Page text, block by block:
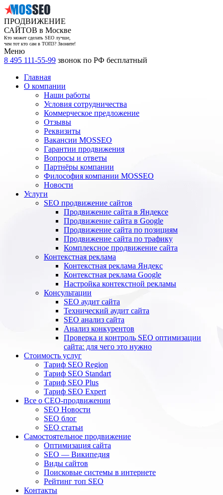
ПРОДВИЖЕНИЕ
САЙТОВ в Москве
Кто может сделать SEO лучше,
чем тот кто сам в ТОП3? Звоните!
Меню
8 495 111-55-99 звонок по РФ бесплатный
Главная
О компании
Наши работы
Условия сотрудничества
Коммерческое предложение
Отзывы
Реквизиты
Вакансии MOSSEO
Гарантии продвижения
Вопросы и ответы
Партнёры компании
Философия компании MOSSEO
Новости
Услуги
SEO продвижение сайтов
Продвижение сайта в Яндексе
Продвижение сайта в Google
Продвижение сайта по позициям
Продвижение сайта по трафику
Комплексное продвижение сайта
Контекстная реклама
Контекстная реклама Яндекс
Контекстная реклама Google
Настройка контекстной рекламы
Консультации
SEO аудит сайта
Технический аудит сайта
SEO анализ сайта
Анализ конкурентов
Проверка и контроль SEO оптимизации
сайта: для чего это нужно
Стоимость услуг
Тариф SEO Region
Тариф SEO Standart
Тариф SEO Plus
Тариф SEO Expert
Все о СЕО-продвижении
SEO Новости
SEO блог
SEO статьи
Самостоятельное продвижение
Оптимизация сайта
SEO — Википедия
Виды сайтов
Поисковые системы в интернете
Рейтинг топ SEO
Контакты